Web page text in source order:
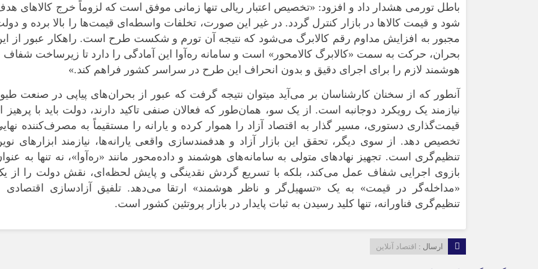
باطل تورمی هشدار داد و افزود: «تخصیص اعتبار ریالی تنها زمانی موفق است که لزوماً خرج کالا‌های
شود و قیمت کالا‌ها در بازار کنترل گردد. در غیر این صورت، تخلفات واسطه‌ای قیمت‌ها را بالا برده و
مجبور به افزایش مداوم رقم کالابرگ می‌شود که نتیجه آن تورم و شکست طرح است. راهکار عبور از
بحران، حرکت به سمت «کالابرگ کالامحور» است و سامانه ره‌آوا این آمادگی را دارد تا زیرساخت شفاف
هوشمند لازم را برای اجرای دقیق و بدون انحراف این طرح در سراسر کشور فراهم کند.»
آنطور که از سخنان کارشناسان بر می‌آید میتوان نتیجه گرفت که عبور از بحران‌های پیاپی در صنعت
نیازمند یک رویکرد دوجانبه است. از یک سو، همان‌طور که فعالان صنفی تاکید دارند، دولت باید با پرهیز
قیمت‌گذاری دستوری، مسیر گذار به اقتصاد آزاد را هموار کرده و یارانه را مستقیماً به مصرف‌کننده
تخصیص دهد. از سوی دیگر، تحقق این بازار آزاد و هدفمندسازی واقعی یارانه‌ها، نیازمند ابزار‌های
تنظیم‌گری است. تجهیز نهاد‌های متولی به سامانه‌های هوشمند و داده‌محور مانند «ره‌آوا»، نه تنها به
بازوی اجرایی شفاف عمل می‌کند، بلکه با تسریع گردش نقدینگی و پایش لحظه‌ای، نقش دولت را از
«مداخله‌گر در قیمت» به یک «تسهیل‌گر و ناظر هوشمند» ارتقا می‌دهد. تلفیق آزادسازی اقتصادی
تنظیم‌گری فناورانه، تنها کلید رسیدن به ثبات پایدار در بازار پروتئین کشور است.
ارسال : اقتصاد آنلاین